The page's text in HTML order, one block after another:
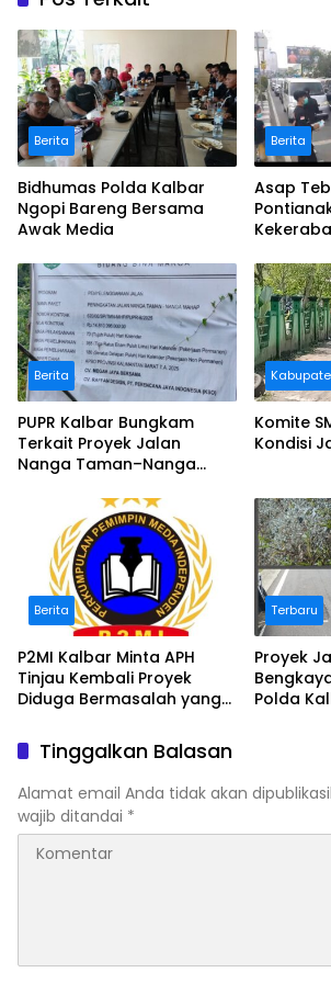
Berita
Bidhumas Polda Kalbar
Ngopi Bareng Bersama
Awak Media
Berita
Asap
Berita
PUPR Kalbar Bungkam
Terkait Proyek Jalan
Nanga Taman–Nanga
Bermasalah
Komite
Kondisi
Berita
P2MI Kalbar Minta APH
Tinjau Kembali Proyek
Diduga Bermasalah yang
Terbaru
Proyek
Polda
Tinggalkan Balasan
Alamat email Anda tidak akan
wajib ditandai *